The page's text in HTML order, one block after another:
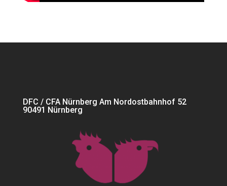
DFC / CFA Nürnberg Am Nordostbahnhof 52
90491 Nürnberg